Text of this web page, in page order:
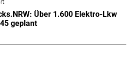
Über 1.600 Elektro-Lkw
geplant